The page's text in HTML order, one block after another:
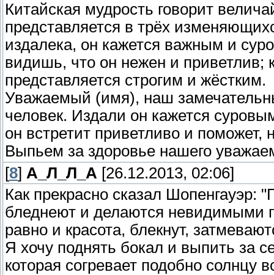
Китайская мудрость говорит
представляется в трёх
издалека, он кажется важным и
видишь, что он нежен и приветлив;
представляется строгим и жёстким.
Уважаемый (имя), наш
человек. Издали он кажется
он встретит приветливо и поможет,
Выпьем за здоровье нашего
[8] А_Л_Л_А [26.12.2013, 02:06]
Как прекрасно сказал Шопенгауэр:
бледнеют и делаются невидимыми
равно и красота, блекнут,
Я хочу поднять бокал и выпить за
которая согревает подобно солнцу